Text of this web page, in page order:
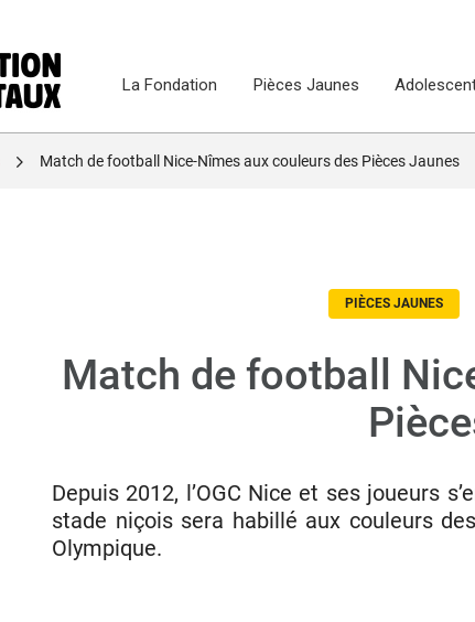
La Fondation Pièces Jaunes
Match de football Nice-Nîmes aux couleurs des Pièces Jaunes
PIÈCES JAUNES
Match de football
Depuis 2012, l’OGC Nice et ses joueurs
stade niçois sera habillé aux couleurs
Olympique.